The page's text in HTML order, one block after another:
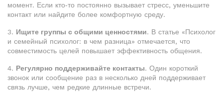
момент. Если кто‑то постоянно вызывает стресс, уменьшите
контакт или найдите более комфортную среду.
3. Ищите группы с общими ценностями. В статье «Психолог
и семейный психолог: в чем разница» отмечается, что
совместимость целей повышает эффективность общения.
4. Регулярно поддерживайте контакты. Один короткий
звонок или сообщение раз в несколько дней поддерживает
связь лучше, чем редкие длинные встречи.